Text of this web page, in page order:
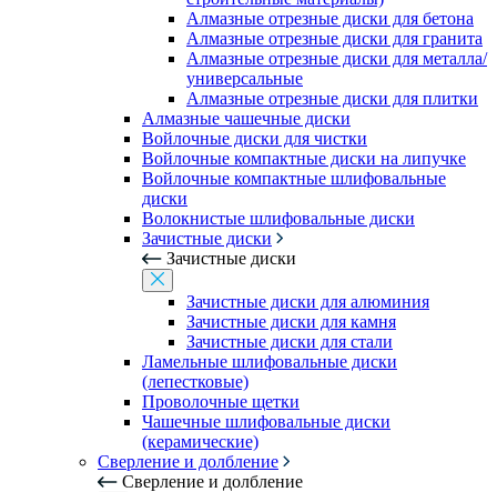
Алмазные отрезные диски для бетона
Алмазные отрезные диски для гранита
Алмазные отрезные диски для металла/
универсальные
Алмазные отрезные диски для плитки
Алмазные чашечные диски
Войлочные диски для чистки
Войлочные компактные диски на липучке
Войлочные компактные шлифовальные
диски
Волокнистые шлифовальные диски
Зачистные диски
Зачистные диски
Зачистные диски для алюминия
Зачистные диски для камня
Зачистные диски для стали
Ламельные шлифовальные диски
(лепестковые)
Проволочные щетки
Чашечные шлифовальные диски
(керамические)
Сверление и долбление
Сверление и долбление